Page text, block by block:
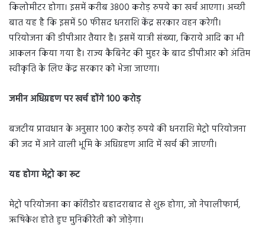
किलोमीटर होगा। इसमें करीब 3800 करोड़ रुपये का खर्च आएगा। अच्छी
बात यह है कि इसमें 50 फीसद धनराशि केंद्र सरकार वहन करेगी।
परियोजना की डीपीआर तैयार है। इसमें यात्री संख्या, किराये आदि का भी
आकलन किया गया है। राज्य कैबिनेट की मुहर के बाद डीपीआर को अंतिम
स्वीकृति के लिए केंद्र सरकार को भेजा जाएगा।
जमीन अधिग्रहण पर खर्च होंगे 100 करोड़
बजटीय प्रावधान के अनुसार 100 करोड़ रुपये की धनराशि मेट्रो परियोजना
की जद में आने वाली भूमि के अधिग्रहण आदि में खर्च की जाएगी।
यह होगा मेट्रो का रूट
मेट्रो परियोजना का कॉरीडोर बहादराबाद से शुरू होगा, जो नेपालीफार्म,
ऋषिकेश होते हुए मुनिकीरेती को जोड़ेगा।